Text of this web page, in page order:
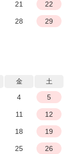
21 22
28 29
金 土
4 5
11 12
18 19
25 26